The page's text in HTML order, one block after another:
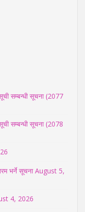
सूची सम्बन्धी सूचना (2077
सूची सम्बन्धी सूचना (2078
भर्ने सूचना August 5,
4, 2026